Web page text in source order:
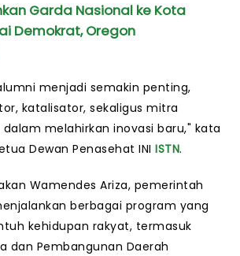
Garda Nasional ke Kota
Demokrat, Oregon
menjadi semakin penting,
katalisator, sekaligus mitra
melahirkan inovasi baru," kata
Dewan Penasehat INI ISTN.
Wamendes Ariza, pemerintah
berbagai program yang
kehidupan rakyat, termasuk
dan Pembangunan Daerah